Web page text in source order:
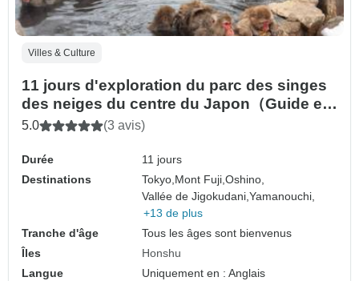
Villes & Culture
11 jours d'exploration du parc des singes
des neiges du centre du Japon（Guide et
chauffeur privés）
5.0 (3 avis)
Durée
11 jours
Destinations
Tokyo,Mont Fuji,Oshino,
Vallée de Jigokudani,Yamanouchi,
+13 de plus
Tranche d'âge
Tous les âges sont bienvenus
Îles
Honshu
Langue
Uniquement en : Anglais